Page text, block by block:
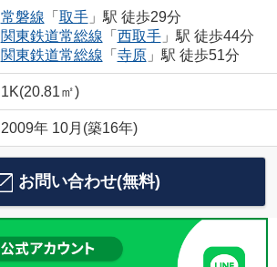
常磐線 「 取手」駅 徒歩29分
関東鉄道常総線 「 西取手」駅 徒歩44分
関東鉄道常総線 「 寺原」駅 徒歩51分
1K(20.81㎡)
2009年 10月(築16年)
お問い合わせ(無料)